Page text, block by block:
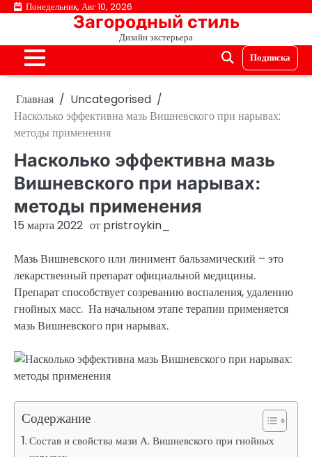
ПерейтиПонедельник, Авг 10, 2026
Загородный стиль
Дизайн экстерьера
Подписка
Главная
Uncategorised
Насколько эффективна мазь Вишневского при нарывах:
методы применения
Насколько эффективна мазь
Вишневского при нарывах:
методы применения
15 марта 2022 от pristroykin_
Мазь Вишневского или линимент бальзамический – это
лекарственный препарат официальной медицины.
Препарат способствует созреванию воспаления, удалению
гнойных масс. На начальном этапе терапии применяется
мазь Вишневского при нарывах.
Содержание
Состав и свойства мази А. Вишневского при гнойных